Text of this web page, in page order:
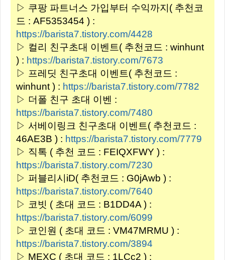
▷ 쿠팡 파트너스 가입부터 수익까지( 추천코
드 : AF5353454 ) :
https://barista7.tistory.com/4428
▷ 컬리 친구초대 이벤트( 추천코드 : winhunt
) : https://barista7.tistory.com/7673
▷ 프레딧 친구초대 이벤트( 추천코드 :
winhunt ) : https://barista7.tistory.com/7782
▷ 더폴 친구 초대 이벤 :
https://barista7.tistory.com/7480
▷ 서베이링크 친구초대 이벤트( 추천코드 :
46AE3B ) : https://barista7.tistory.com/7779
▷ 직톡 ( 추천 코드 : FEIQXFWY ) :
https://barista7.tistory.com/7230
▷ 퍼블리시iD( 추천코드 : G0jAwb ) :
https://barista7.tistory.com/7640
▷ 코빗 ( 초대 코드 : B1DD4A ) :
https://barista7.tistory.com/6099
▷ 코인원 ( 초대 코드 : VM47MRMU ) :
https://barista7.tistory.com/3894
▷ MEXC ( 초대 코드 : 1LCc2 ) :